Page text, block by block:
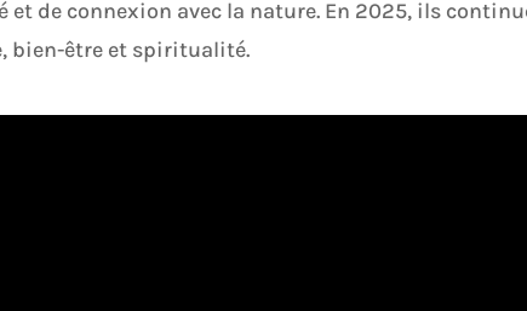
de connexion avec la nature. En 2025, ils
bien-être et spiritualité.